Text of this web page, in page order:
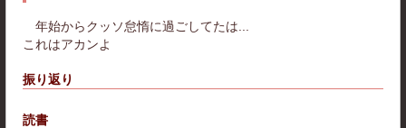
年始からクッソ怠惰に過ごしてたは...
これはアカンよ
振り返り
読書